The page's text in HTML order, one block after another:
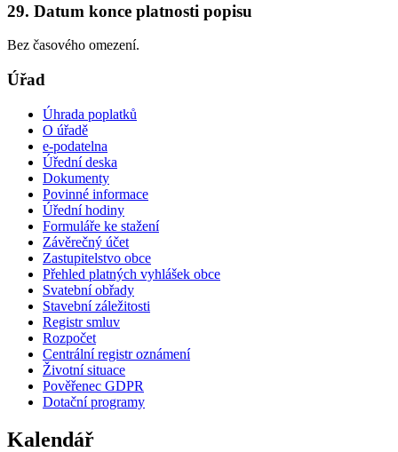
29. Datum konce platnosti popisu
Bez časového omezení.
Úřad
Úhrada poplatků
O úřadě
e-podatelna
Úřední deska
Dokumenty
Povinné informace
Úřední hodiny
Formuláře ke stažení
Závěrečný účet
Zastupitelstvo obce
Přehled platných vyhlášek obce
Svatební obřady
Stavební záležitosti
Registr smluv
Rozpočet
Centrální registr oznámení
Životní situace
Pověřenec GDPR
Dotační programy
Kalendář